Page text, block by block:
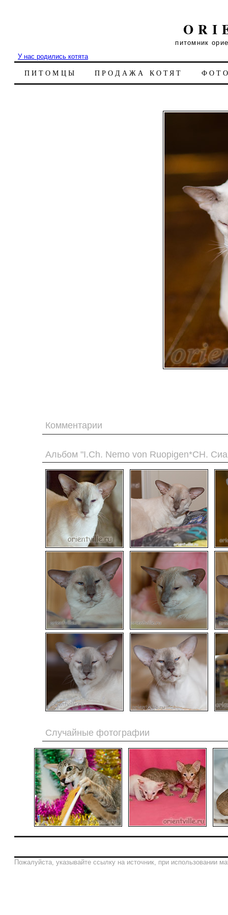
питомник
У нас родились котята
ПИТОМЦЫ ПРОДАЖА КОТЯТ
Комментарии
Альбом "I.Ch. Nemo von Ruopigen*CH.
Случайные фотографии
Пожалуйста, указывайте ссылку на источник, при использовании